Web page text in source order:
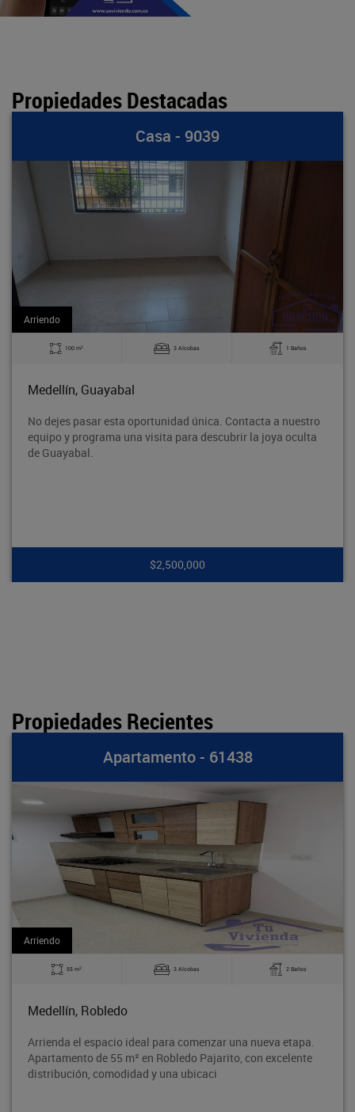
Propiedades Destacadas
3 Alcobas 1 Baños
oportunidad única. Contacta a nuestro
una visita para descubrir la joya oculta
Arriendo
Bodega en
Rodeo entre la
Propiedades Recientes
Apartamento - 61438
3 Alcobas 2 Baños
ideal para comenzar una nueva etapa.
55 m² en Robledo Pajarito, con excelente
y una ubicaci
Arriendo
Excelente
tradicional